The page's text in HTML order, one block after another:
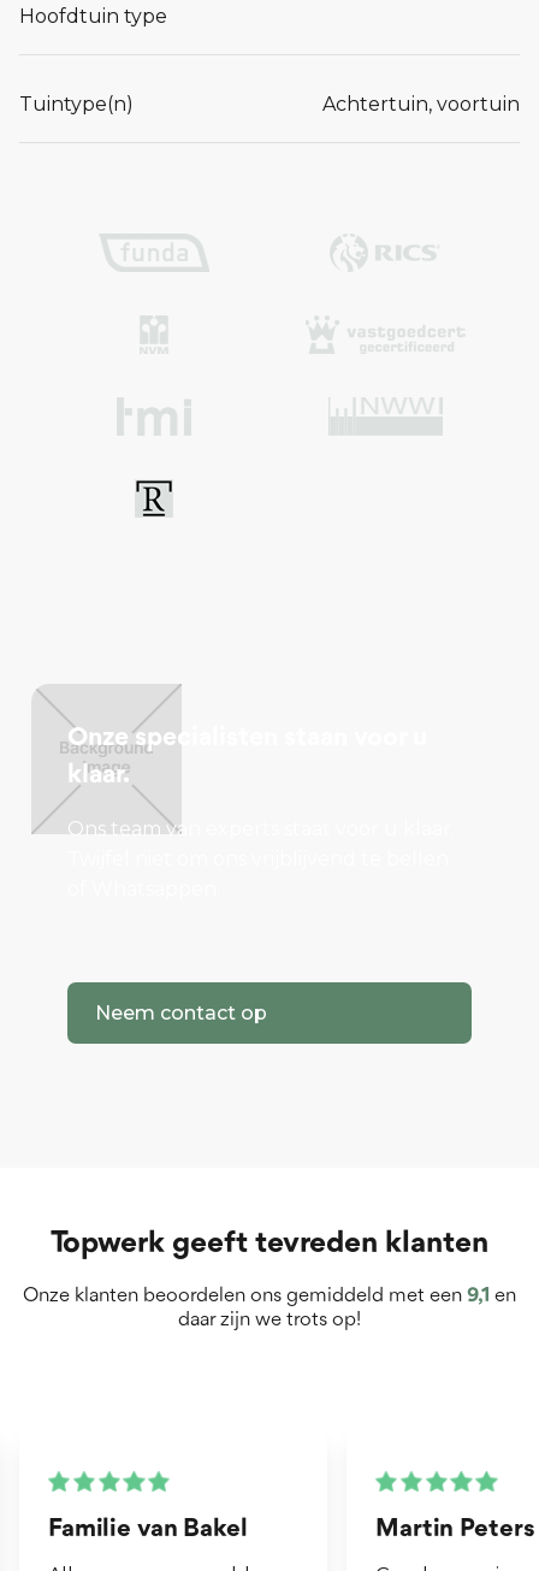
Hoofdtuin type
Tuintype(n) Achtertuin, voortuin
Onze specialisten staan voor u
klaar.
Ons team van experts staat voor u klaar.
Neem contact op
Topwerk geeft tevreden klanten
Onze klanten beoordelen ons gemiddeld met een 9,1 en
daar zijn we trots op!
Martin Peters Henk van